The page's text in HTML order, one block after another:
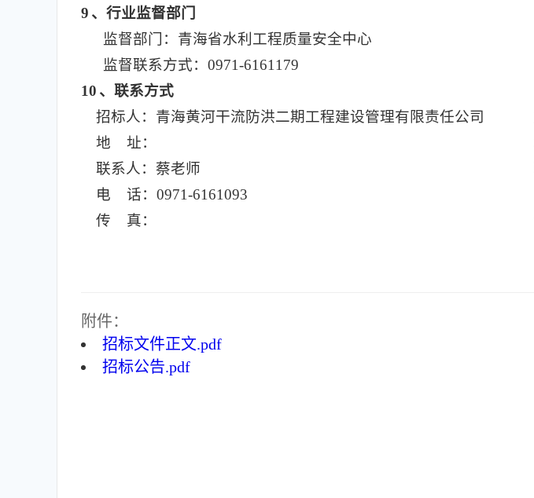
9 、行业监督部门
监督部门：青海省水利工程质量安全中心
监督联系方式：0971-6161179
10 、联系方式
招标人：青海黄河干流防洪二期工程建设管理有限责任公司
地 址：
联系人：蔡老师
电 话：0971-6161093
传 真：
附件：
招标文件正文.pdf
招标公告.pdf